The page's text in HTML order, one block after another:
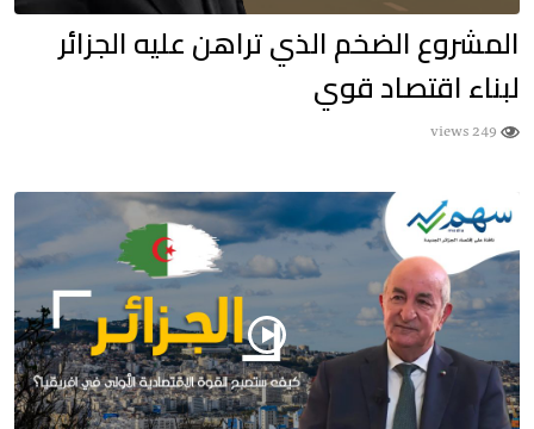
المشروع الضخم الذي تراهن عليه الجزائر
لبناء اقتصاد قوي
249 views